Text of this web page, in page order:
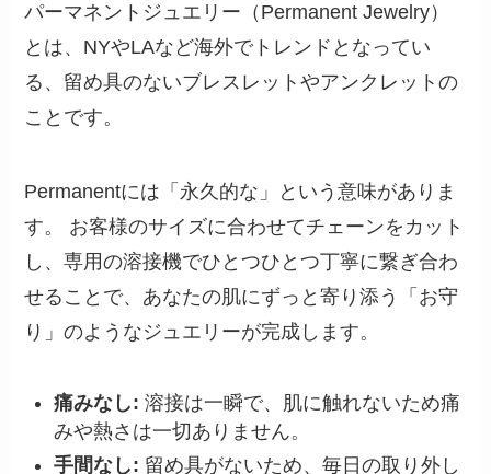
パーマネントジュエリー（Permanent Jewelry）
とは、NYやLAなど海外でトレンドとなってい
る、留め具のないブレスレットやアンクレットの
ことです。
Permanentには「永久的な」という意味がありま
す。 お客様のサイズに合わせてチェーンをカット
し、専用の溶接機でひとつひとつ丁寧に繋ぎ合わ
せることで、あなたの肌にずっと寄り添う「お守
り」のようなジュエリーが完成します。
痛みなし: 溶接は一瞬で、肌に触れないため痛
みや熱さは一切ありません。
手間なし: 留め具がないため、毎日の取り外し